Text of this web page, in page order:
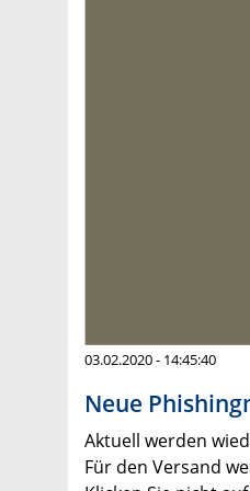
03.02.2020 - 14:45:40
Neue
Aktuell werden
Für den Versand